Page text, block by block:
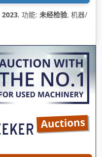
2023, 功能: 未经检验, 机器/